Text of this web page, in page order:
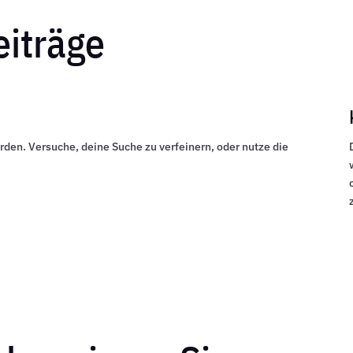
Versuche, deine Suche zu verfeinern, oder nutze die